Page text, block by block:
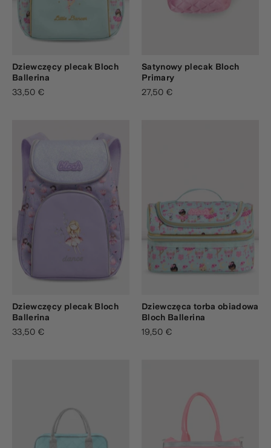
Dziewczęcy plecak Bloch
Ballerina
33,50 €
Satynowy plecak Bloch
Primary
27,50 €
Dziewczęcy plecak Bloch
Ballerina
33,50 €
Dziewczęca torba obiadowa
Bloch Ballerina
19,50 €